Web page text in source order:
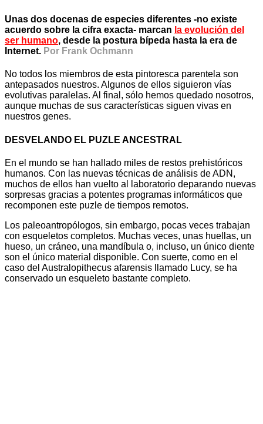
Unas dos docenas de especies diferentes -no existe
acuerdo sobre la cifra exacta- marcan la evolución del
ser humano, desde la postura bípeda hasta la era de
Internet. Por Frank Ochmann
No todos los miembros de esta pintoresca parentela son
antepasados nuestros. Algunos de ellos siguieron vías
evolutivas paralelas. Al final, sólo hemos quedado nosotros,
aunque muchas de sus características siguen vivas en
nuestros genes.
DESVELANDO EL PUZLE ANCESTRAL
En el mundo se han hallado miles de restos prehistóricos
humanos. Con las nuevas técnicas de análisis de ADN,
muchos de ellos han vuelto al laboratorio deparando nuevas
sorpresas gracias a potentes programas informáticos que
recomponen este puzle de tiempos remotos.
Los paleoantropólogos, sin embargo, pocas veces trabajan
con esqueletos completos. Muchas veces, unas huellas, un
hueso, un cráneo, una mandíbula o, incluso, un único diente
son el único material disponible. Con suerte, como en el
caso del Australopithecus afarensis llamado Lucy, se ha
conservado un esqueleto bastante completo.